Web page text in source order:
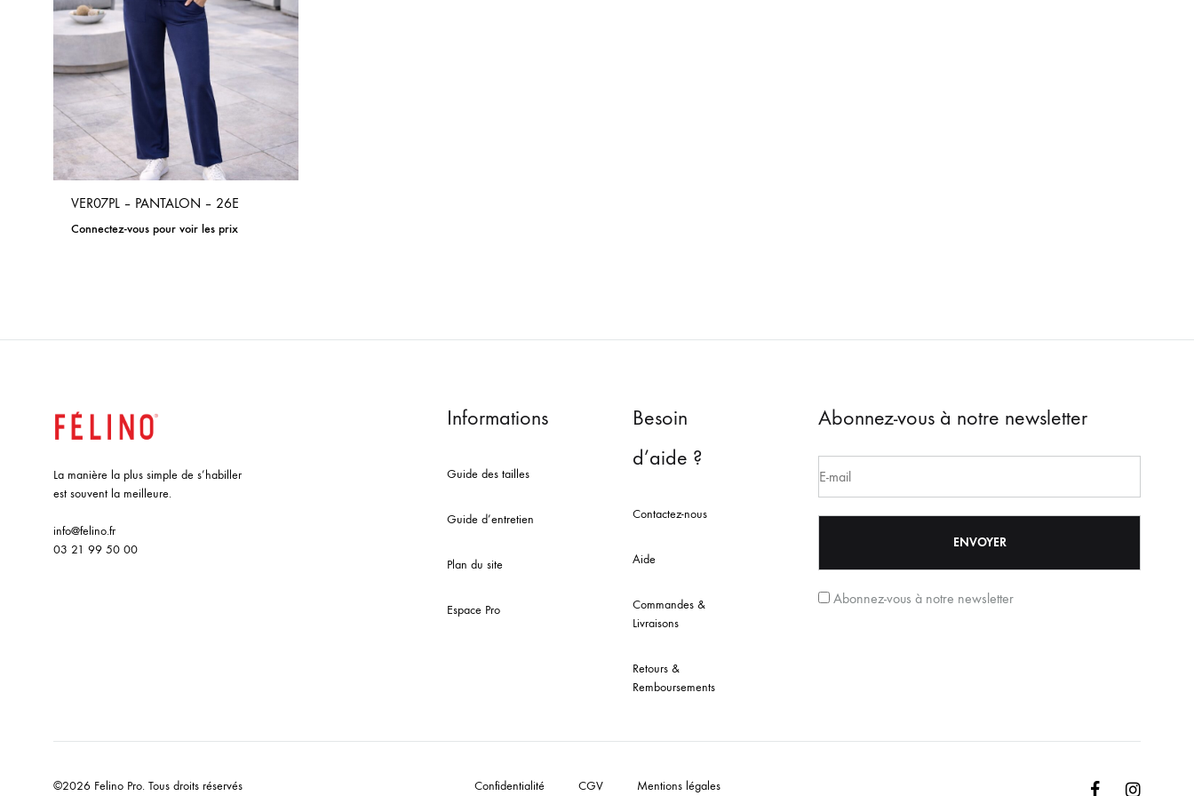
VER07PL – PANTALON – 26E
Connectez-vous pour voir les prix
La manière la plus simple de s’habiller
est souvent la meilleure.
info@felino.fr
03 21 99 50 00
Informations
Guide des tailles
Guide d’entretien
Plan du site
Espace Pro
Besoin
d’aide ?
Contactez-nous
Aide
Commandes &
Livraisons
Retours &
Remboursements
Abonnez-vous à notre newsletter
Abonnez-vous à notre newsletter
©2026 Felino Pro. Tous droits réservés Confidentialité CGV Mentions légales Facebook